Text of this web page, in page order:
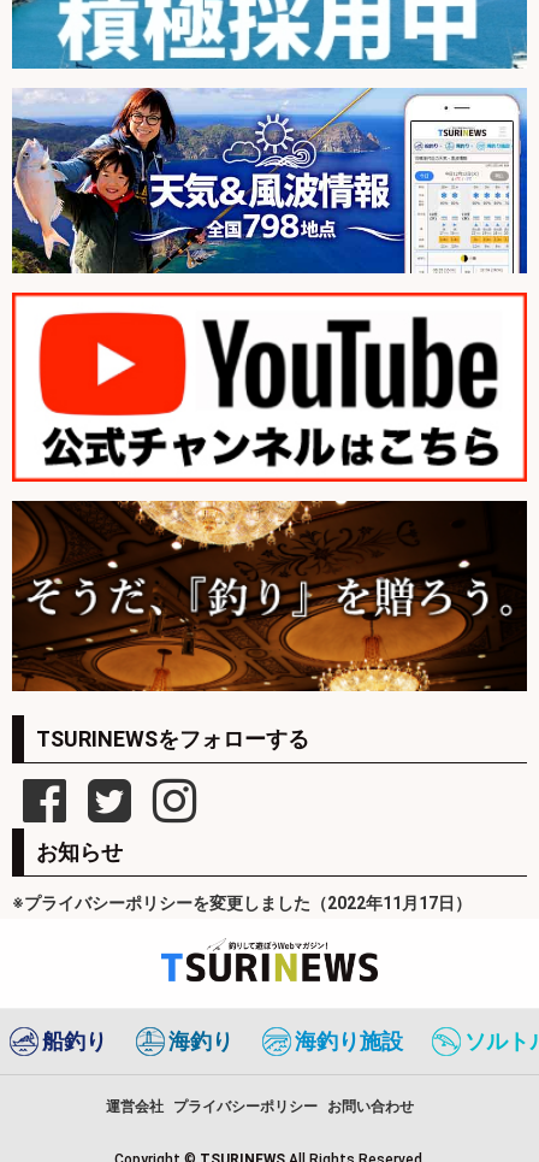
TSURINEWSをフォローする
お知らせ
※プライバシーポリシーを変更しました（2022年11月17日）
船釣り 海釣り 海釣り施設 ソルト
運営会社 プライバシーポリシー お問い合わせ